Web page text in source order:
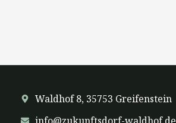
Waldhof 8, 35753 Greifenstein